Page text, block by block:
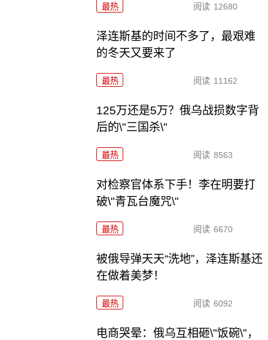
最热 阅读 12680
泽连斯基的时间不多了，最艰难
的冬天又要来了
最热 阅读 11162
125万还是5万？俄乌战损数字背
后的\"三国杀\"
最热 阅读 8563
对检察官体系下手！李在明要打
破\"青瓦台魔咒\"
最热 阅读 6670
被俄导弹天天“洗地”，泽连斯基还
在做着美梦！
最热 阅读 6092
电商哭晕：俄乌互相砸\"饭碗\"，